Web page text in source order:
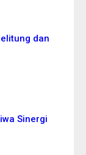
dan
Sinergi